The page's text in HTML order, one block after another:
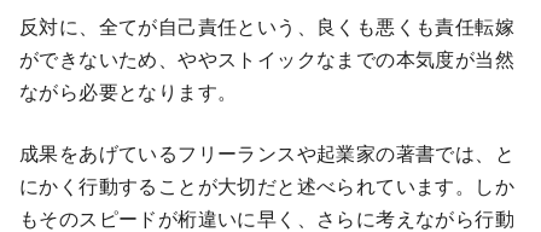
反対に、全てが自己責任という、良くも悪くも責任転嫁
ができないため、ややストイックなまでの本気度が当然
ながら必要となります。
成果をあげているフリーランスや起業家の著書では、と
にかく行動することが大切だと述べられています。しか
もそのスピードが桁違いに早く、さらに考えながら行動